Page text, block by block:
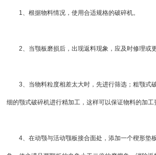
1、根据物料情况，使用合适规格的破碎机。
2、当颚板磨损后，出现返料现象，应及时修理或更
3、当物料粒度相差太大时，先进行筛选；粗颚式
细的颚式破碎机进行精加工，这样可以保证物料的加工
4、在动颚与活动颚板接合面处，添加一个楔形垫